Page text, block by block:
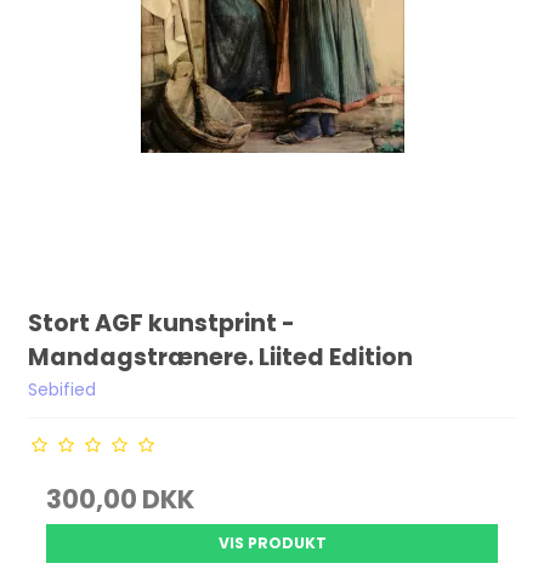
Stort AGF kunstprint -
Mandagstrænere. Liited Edition
Sebified
300,00 DKK
VIS PRODUKT